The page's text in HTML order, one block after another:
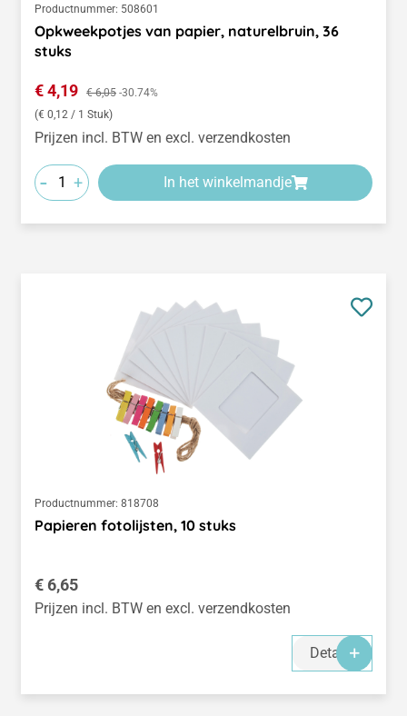
Productnummer: 508601
Opkweekpotjes van papier, naturelbruin, 36
stuks
Verkoopprijs:
€ 4,19 Normale prijs:
€ 6,05 -30.74%
(€ 0,12 / 1 Stuk)
Prijzen incl. BTW en excl. verzendkosten
- + In het winkelmandje
Productnummer: 818708
Papieren fotolijsten, 10 stuks
Normale prijs:
€ 6,65
Prijzen incl. BTW en excl. verzendkosten
Details